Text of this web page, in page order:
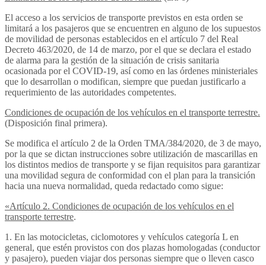
El acceso a los servicios de transporte previstos en esta orden se
limitará a los pasajeros que se encuentren en alguno de los supuestos
de movilidad de personas establecidos en el artículo 7 del Real
Decreto 463/2020, de 14 de marzo, por el que se declara el estado
de alarma para la gestión de la situación de crisis sanitaria
ocasionada por el COVID-19, así como en las órdenes ministeriales
que lo desarrollan o modifican, siempre que puedan justificarlo a
requerimiento de las autoridades competentes.
Condiciones de ocupación de los vehículos en el transporte terrestre.
(Disposición final primera).
Se modifica el artículo 2 de la Orden TMA/384/2020, de 3 de mayo,
por la que se dictan instrucciones sobre utilización de mascarillas en
los distintos medios de transporte y se fijan requisitos para garantizar
una movilidad segura de conformidad con el plan para la transición
hacia una nueva normalidad, queda redactado como sigue:
«Artículo 2. Condiciones de ocupación de los vehículos en el
transporte terrestre.
1. En las motocicletas, ciclomotores y vehículos categoría L en
general, que estén provistos con dos plazas homologadas (conductor
y pasajero), pueden viajar dos personas siempre que o lleven casco